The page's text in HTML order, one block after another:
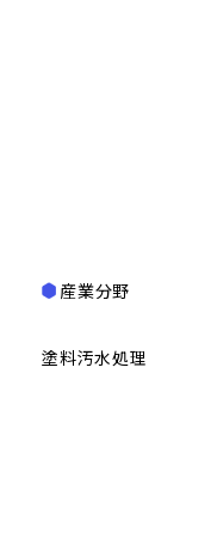
産業分野
塗料汚水処理